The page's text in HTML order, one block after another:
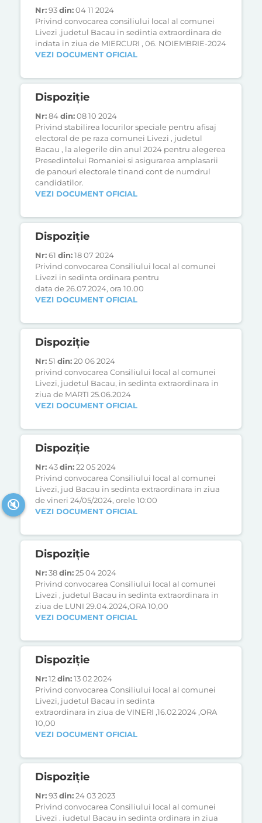
Nr:93din:04 11 2024
Privind convocarea consiliului local al comunei
Livezi ,judetul Bacau in sedintia extraordinara de
indata in ziua de MIERCURI , 06. NOIEMBRIE-2024
VEZI DOCUMENT OFICIAL
Dispoziție
Nr:84din:08 10 2024
Privind stabilirea locurilor speciale pentru afisaj
electoral de pe raza comunei Livezi , judetul
Bacau , la alegerile din anul 2024 pentru alegerea
Presedintelui Romaniei si asigurarea amplasarii
de panouri electorale tinand cont de numdrul
candidatilor.
VEZI DOCUMENT OFICIAL
Dispoziție
Nr:61 din:18 07 2024
Privind convocarea Consiliului local al comunei
Livezi in sedinta ordinara pentru
data de 26.07.2024, ora 10.00
VEZI DOCUMENT OFICIAL
Dispoziție
Nr:51 din:20 06 2024
privind convocarea Consiliului local al comunei
Livezi, judetul Bacau, in sedinta extraordinara in
ziua de MARTI 25.06.2024
VEZI DOCUMENT OFICIAL
Dispoziție
Nr:43din:22 05 2024
Privind convocarea Consiliului local al comunei
Livezi, jud Bacau in sedinta extraordinara in ziua
de vineri 24/05/2024, orele 10:00
VEZI DOCUMENT OFICIAL
Dispoziție
Nr:38din:25 04 2024
Privind convocarea Consiliului local al comunei
Livezi , judetul Bacau in sedinta extraordinara in
ziua de LUNI 29.04.2024,ORA 10,00
VEZI DOCUMENT OFICIAL
Dispoziție
Nr:12din:13 02 2024
Privind convocarea Consiliului local al comunei
Livezi, judetul Bacau in sedinta
extraordinara in ziua de VINERI ,16.02.2024 ,ORA
10,00
VEZI DOCUMENT OFICIAL
Dispoziție
Nr:93din:24 03 2023
Privind convocarea Consiliului local al comunei
Livezi . iudetul Bacau in sedinta ordinara in ziua
🔇